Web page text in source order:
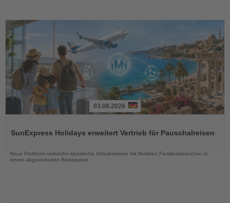
die
03.08.2026
SunExpress Holidays erweitert Vertrieb für Pauschalreisen
Neue Plattform verbindet klassische Urlaubsreisen mit flexiblen Familienbesuchen in
einem abgesicherten Reisepaket